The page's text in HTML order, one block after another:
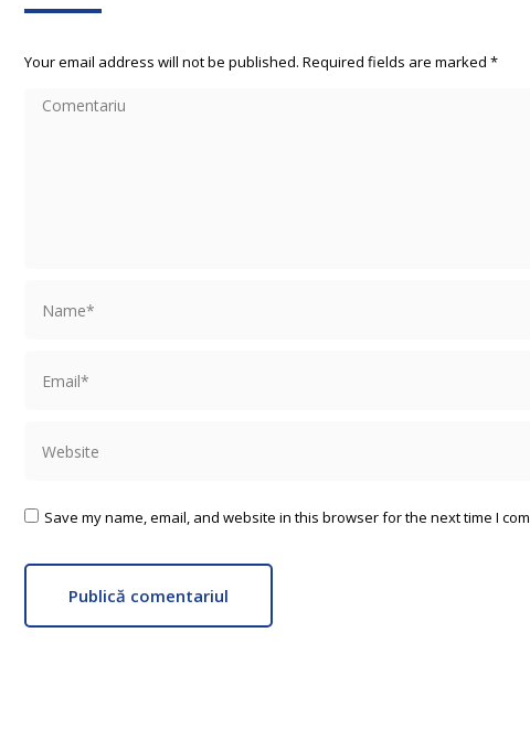
Your email address will not be published. Required fields are marked *
Comentariu
Save my name, email, and website in this browser for the next time I
Publică comentariul